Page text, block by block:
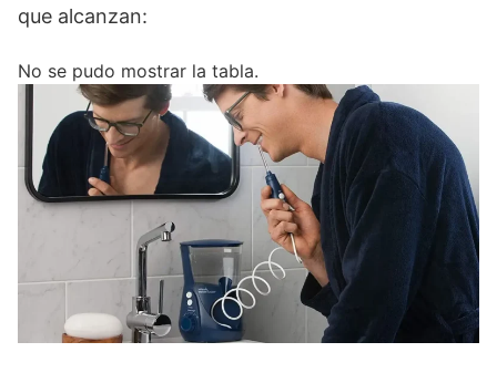
que alcanzan:
No se pudo mostrar la tabla.